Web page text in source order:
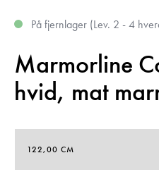
På fjernlager (Lev. 2 - 4
Marmorline
hvid, mat